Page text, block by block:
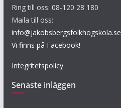
Ring till oss: 08-120 28 180
Maila till oss:
info@jakobsbergsfolkhogskola.se
Vi finns på Facebook!
Integritetspolicy
Senaste inläggen